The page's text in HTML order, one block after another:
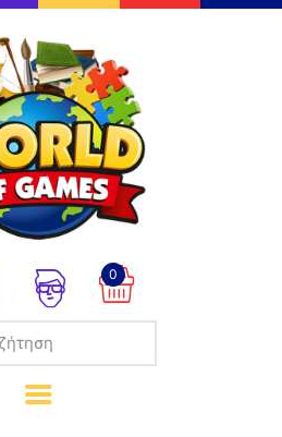
0
Καρτών
Ρόλων